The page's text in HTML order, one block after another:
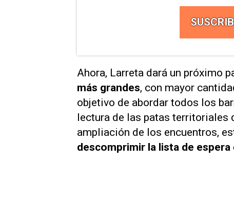
Ahora, Larreta dará un próximo
más grandes, con mayor
objetivo de abordar todos los
lectura de las patas territoriales
ampliación de los encuentros,
descomprimir la lista de espera